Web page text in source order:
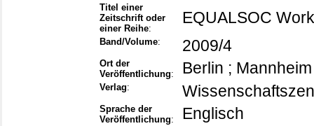
Titel einer
Zeitschrift oder
einer Reihe:
EQUALSOC
Band/Volume: 2009/4
Ort der
Veröffentlichung: Berlin ; Mannheim
Verlag:
Sprache der
Veröffentlichung: Englisch